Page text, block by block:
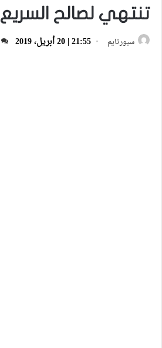
تنتهي لصالح السريع
سبورتايم 21:55 | 20 أبريل، 2019